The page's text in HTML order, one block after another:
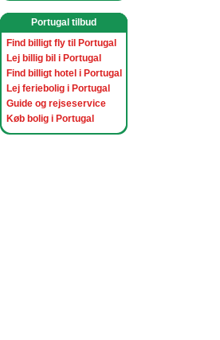
Portugal tilbud
Find billigt fly til Portugal
Lej billig bil i Portugal
Find billigt hotel i Portugal
Lej feriebolig i Portugal
Guide og rejseservice
Køb bolig i Portugal